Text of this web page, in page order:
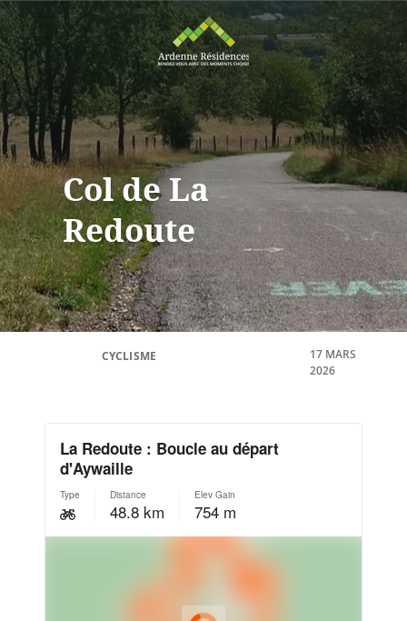
Col de La
Redoute
CYCLISME
17 MARS
2026